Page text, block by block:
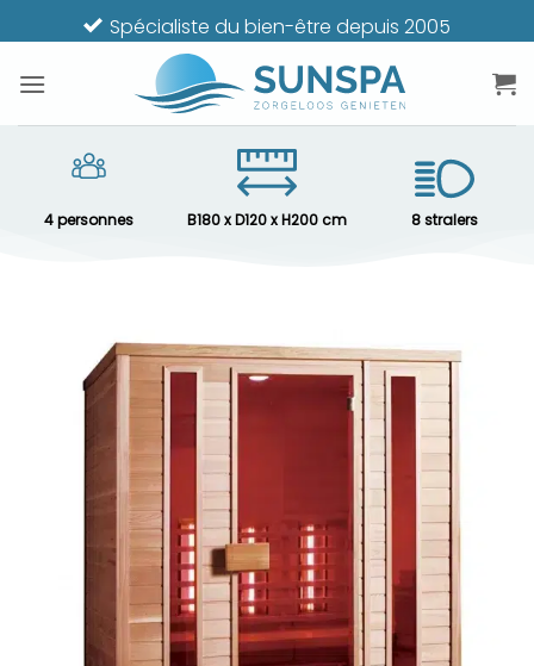
au
contenu
Techniciens de service propres
4 personnes B180 x D120 x H200 cm 8 stralers